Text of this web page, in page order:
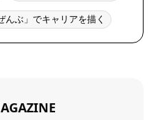
んぶ」でキャリアを描く